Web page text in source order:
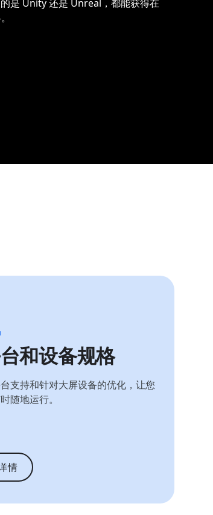
是 Unity 还是 Unreal，都能获得在
和设备规格
支持和针对大屏设备的优化，让您
随地运行。
情